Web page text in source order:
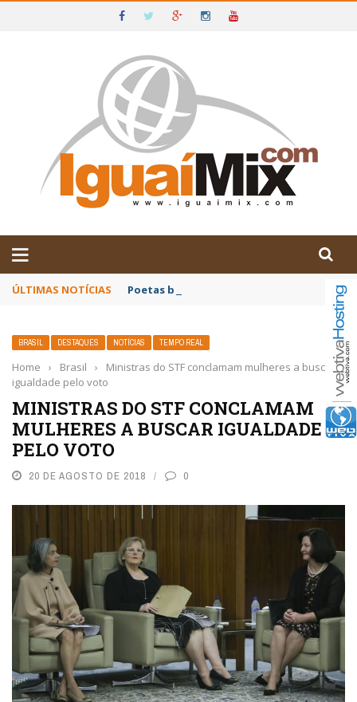
IGUAÍ E SUDOESTE DA BAHIA
ÚLTIMAS NOTÍCIAS Poetas baianos representam o Brasil no
BRASIL DESTAQUES NOTÍCIAS TEMPO REAL
Home › Brasil ›
Ministras do STF conclamam mulheres a buscar
igualdade pelo voto
MINISTRAS DO STF CONCLAMAM
MULHERES A BUSCAR IGUALDADE
PELO VOTO
20 DE AGOSTO DE 2018 0